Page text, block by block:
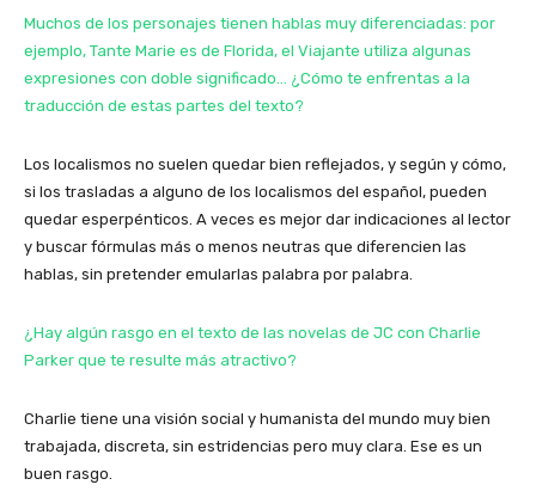
Muchos de los personajes tienen hablas muy diferenciadas: por
ejemplo, Tante Marie es de Florida, el Viajante utiliza algunas
expresiones con doble significado… ¿Cómo te enfrentas a la
traducción de estas partes del texto?
Los localismos no suelen quedar bien reflejados, y según y cómo,
si los trasladas a alguno de los localismos del español, pueden
quedar esperpénticos. A veces es mejor dar indicaciones al lector
y buscar fórmulas más o menos neutras que diferencien las
hablas, sin pretender emularlas palabra por palabra.
¿Hay algún rasgo en el texto de las novelas de JC con Charlie
Parker que te resulte más atractivo?
Charlie tiene una visión social y humanista del mundo muy bien
trabajada, discreta, sin estridencias pero muy clara. Ese es un
buen rasgo.